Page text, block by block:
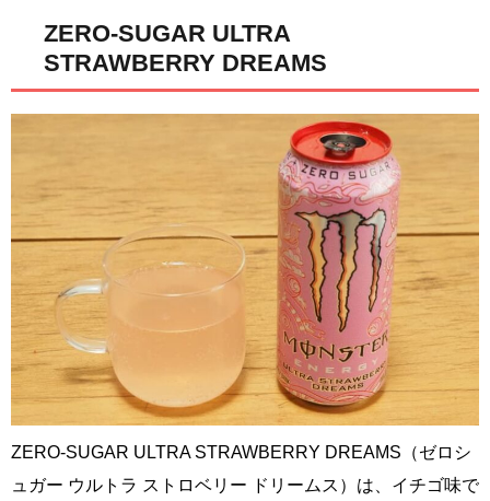
ZERO-SUGAR ULTRA
STRAWBERRY DREAMS
ZERO-SUGAR ULTRA STRAWBERRY DREAMS（ゼロシ
ュガー ウルトラ ストロベリー ドリームス）は、イチゴ味で